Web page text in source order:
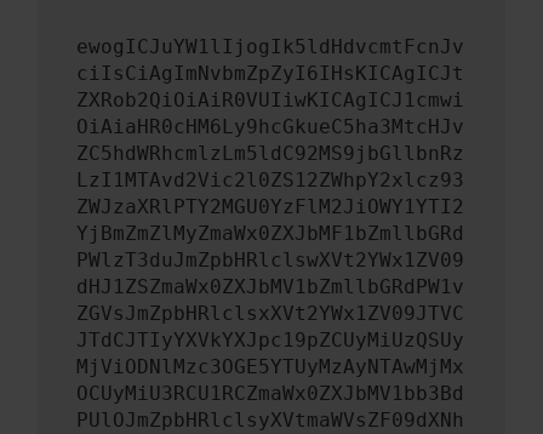
ewogICJuYW1lIjogIk5ldHdvcmtFcnJv
ciIsCiAgImNvbmZpZyI6IHsKICAgICJt
ZXRob2QiOiAiR0VUIiwKICAgICJ1cmwi
OiAiaHR0cHM6Ly9hcGkueC5ha3MtcHJv
ZC5hdWRhcmlzLm5ldC92MS9jbGllbnRz
LzI1MTAvd2Vic2l0ZS12ZWhpY2xlcz93
ZWJzaXRlPTY2MGU0YzFlM2JiOWY1YTI2
YjBmZmZlMyZmaWx0ZXJbMF1bZmllbGRd
PWlzT3duJmZpbHRlclswXVt2YWx1ZV09
dHJ1ZSZmaWx0ZXJbMV1bZmllbGRdPW1v
ZGVsJmZpbHRlclsxXVt2YWx1ZV09JTVC
JTdCJTIyYXVkYXJpc19pZCUyMiUzQSUy
MjViODNlMzc3OGE5YTUyMzAyNTAwMjMx
OCUyMiU3RCU1RCZmaWx0ZXJbMV1bb3Bd
PUlOJmZpbHRlclsyXVtmaWVsZF09dXNh